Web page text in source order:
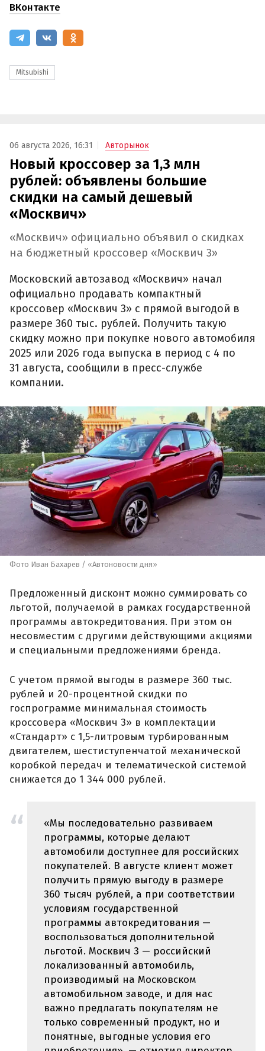
ВКонтакте
Mitsubishi
06 августа 2026, 16:31 Авторынок
Новый кроссовер за 1,3 млн
рублей: объявлены большие
скидки на самый дешевый
«Москвич»
«Москвич» официально объявил о скидках
на бюджетный кроссовер «Москвич 3»
Московский автозавод «Москвич» начал
официально продавать компактный
кроссовер «Москвич 3» с прямой выгодой в
размере 360 тыс. рублей. Получить такую
скидку можно при покупке нового автомобиля
2025 или 2026 года выпуска в период с 4 по
31 августа, сообщили в пресс-службе
компании.
Фото Иван Бахарев / «Автоновости дня»
Предложенный дисконт можно суммировать со
льготой, получаемой в рамках государственной
программы автокредитования. При этом он
несовместим с другими действующими акциями
и специальными предложениями бренда.
С учетом прямой выгоды в размере 360 тыс.
рублей и 20-процентной скидки по
госпрограмме минимальная стоимость
кроссовера «Москвич 3» в комплектации
«Стандарт» с 1,5-литровым турбированным
двигателем, шестиступенчатой механической
коробкой передач и телематической системой
снижается до 1 344 000 рублей.
«Мы последовательно развиваем
программы, которые делают
автомобили доступнее для российских
покупателей. В августе клиент может
получить прямую выгоду в размере
360 тысяч рублей, а при соответствии
условиям государственной
программы автокредитования —
воспользоваться дополнительной
льготой. Москвич 3 — российский
локализованный автомобиль,
производимый на Московском
автомобильном заводе, и для нас
важно предлагать покупателям не
только современный продукт, но и
понятные, выгодные условия его